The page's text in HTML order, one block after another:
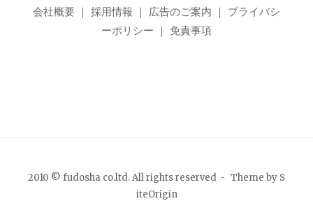
会社概要 ｜ 採用情報 ｜ 広告のご案内 ｜
プライバシ
ーポリシー ｜ 免責事項
2010 © fudosha co.ltd. All rights reserved Theme by S
iteOrigin